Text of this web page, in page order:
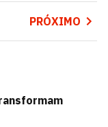
PRÓXIMO